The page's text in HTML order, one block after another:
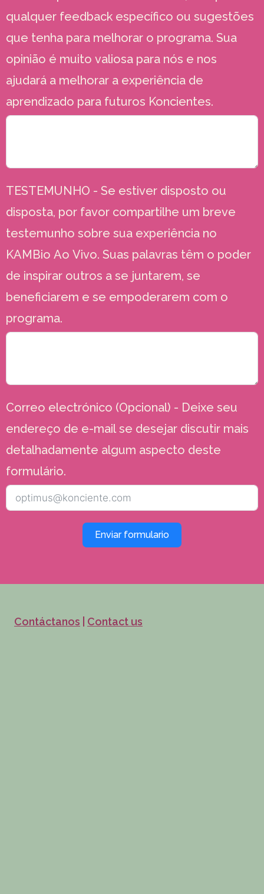
qualquer feedback específico ou sugestões
que tenha para melhorar o programa. Sua
opinião é muito valiosa para nós e nos
ajudará a melhorar a experiência de
aprendizado para futuros Koncientes.
TESTEMUNHO - Se estiver disposto ou
disposta, por favor compartilhe um breve
testemunho sobre sua experiência no
KAMBio Ao Vivo. Suas palavras têm o poder
de inspirar outros a se juntarem, se
beneficiarem e se empoderarem com o
programa.
Correo electrónico (Opcional) - Deixe seu
endereço de e-mail se desejar discutir mais
detalhadamente algum aspecto deste
formulário.
Enviar formulario
Contáctanos Contact us